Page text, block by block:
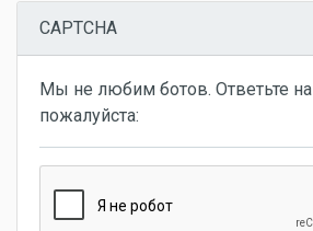
CAPTCHA
Мы не любим ботов. Ответьте
пожалуйста: